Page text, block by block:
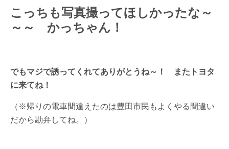
こっちも写真撮ってほしかったな～
～～ かっちゃん！
でもマジで誘ってくれてありがとうね～！ またトヨタ
に来てね！
（※帰りの電車間違えたのは豊田市民もよくやる間違い
だから勘弁してね。）